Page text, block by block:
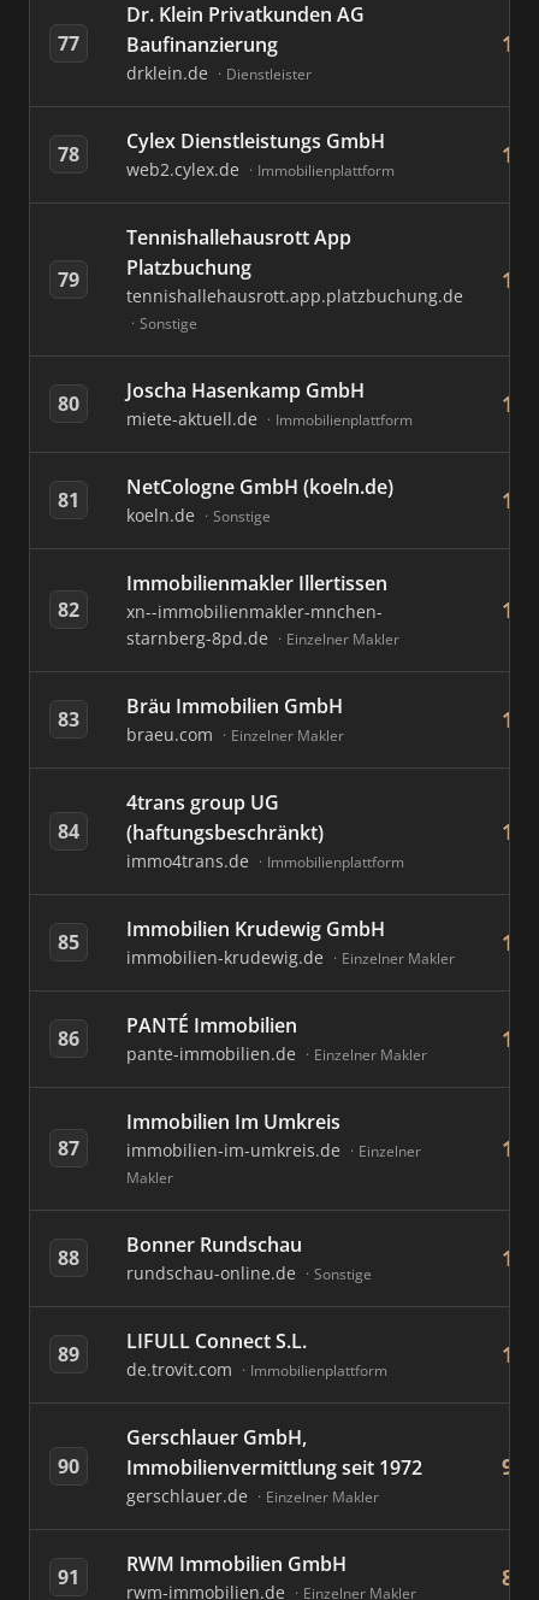
77
Dr. Klein Privatkunden AG
Baufinanzierung
drklein.de Dienstleister
14
78 Cylex Dienstleistungs GmbH
web2.cylex.de Immobilienplattform
14
79
Tennishallehausrott App
Platzbuchung
tennishallehausrott.app.platzbuchung.de
Sonstige
14
80 Joscha Hasenkamp GmbH
miete-aktuell.de Immobilienplattform
13
81 NetCologne GmbH (koeln.de)
koeln.de Sonstige
13
82
Immobilienmakler Illertissen
xn--immobilienmakler-mnchen-
starnberg-8pd.de
Einzelner Makler
13
83 Bräu Immobilien GmbH
braeu.com Einzelner Makler
12
84
4trans group UG
(haftungsbeschränkt)
immo4trans.de Immobilienplattform
11
85 Immobilien Krudewig GmbH
immobilien-krudewig.de Einzelner Makler
11
86 PANTÉ Immobilien
pante-immobilien.de Einzelner Makler
11
87
Immobilien Im Umkreis
immobilien-im-umkreis.de
Einzelner
Makler
10
88 Bonner Rundschau
rundschau-online.de Sonstige
10
89 LIFULL Connect S.L.
de.trovit.com Immobilienplattform
10
90
Gerschlauer GmbH,
Immobilienvermittlung seit 1972
gerschlauer.de Einzelner Makler
9
91 RWM Immobilien GmbH
rwm-immobilien.de Einzelner Makler
8